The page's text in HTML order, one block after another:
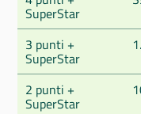
SuperStar
3 punti +
SuperStar
2 punti +
SuperStar